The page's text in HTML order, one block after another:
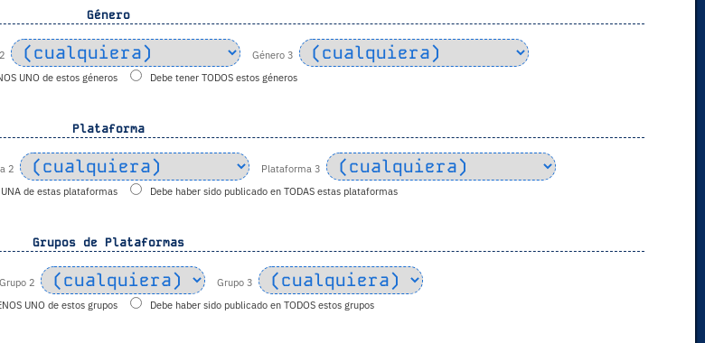
Género
Género 3
UNO de estos géneros
Debe tener TODOS estos géneros
Plataforma
2
Plataforma 3
de estas plataformas
Debe haber sido publicado en TODAS estas plataformas
Grupos de Plataformas
Grupo 2
Grupo 3
UNO de estos grupos
Debe haber sido publicado en TODOS estos grupos